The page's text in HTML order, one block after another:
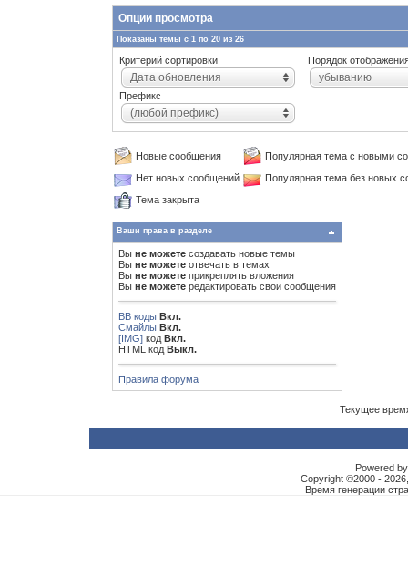
Опции просмотра
Показаны темы с 1 по 20 из 26
Критерий сортировки
Дата обновления
Порядок
убыванию
Префикс
(любой префикс)
Новые сообщения
Популярная тема с новыми
Нет новых сообщений
Популярная тема без новых
Тема закрыта
Ваши права в разделе
Вы не можете создавать новые темы
Вы не можете отвечать в темах
Вы не можете прикреплять вложения
Вы не можете редактировать свои сообщения
BB коды Вкл.
Смайлы Вкл.
[IMG] код Вкл.
HTML код Выкл.
Правила форума
Текущее
Powered
Copyright ©2000 -
Время генерации